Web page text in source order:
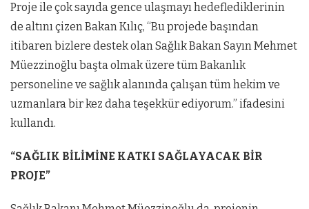
Proje ile çok sayıda gence ulaşmayı hedeflediklerinin
de altını çizen Bakan Kılıç, “Bu projede başından
itibaren bizlere destek olan Sağlık Bakan Sayın Mehmet
Müezzinoğlu başta olmak üzere tüm Bakanlık
personeline ve sağlık alanında çalışan tüm hekim ve
uzmanlara bir kez daha teşekkür ediyorum.” ifadesini
kullandı.
“SAĞLIK BİLİMİNE KATKI SAĞLAYACAK BİR
PROJE”